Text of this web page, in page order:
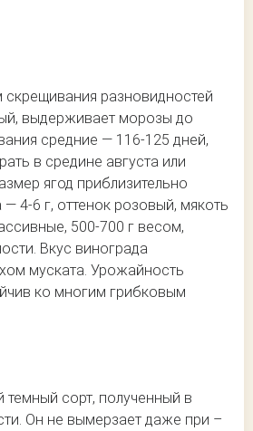
скрещивания разновидностей
выдерживает морозы до
средние — 116-125 дней,
в средине августа или
ягод приблизительно
4-6 г, оттенок розовый, мякоть
500-700 г весом,
Вкус винограда
муската. Урожайность
ко многим грибковым
сорт, полученный в
Он не вымерзает даже при –